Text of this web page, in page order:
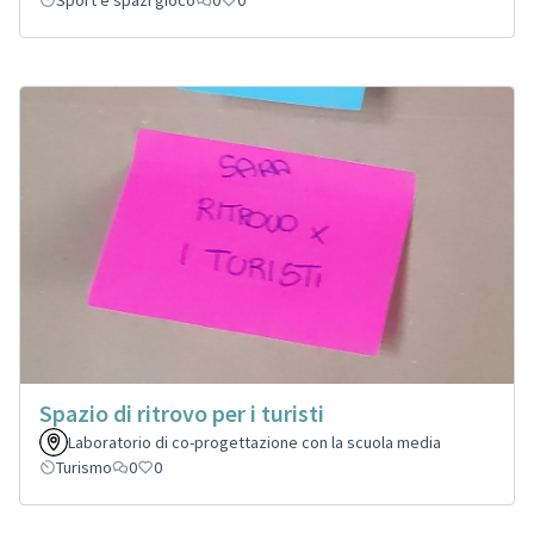
Spazio di ritrovo per i turisti
Laboratorio di co-progettazione con la scuola media
Turismo
0 0